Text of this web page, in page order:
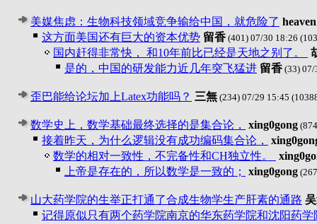
美媒焦虑：生物科技领域竞争输给中国，就危险了 heaven
这方面美国还有巨大的资本优势 留香 (401) 07/30 18:26
国内赶得非常快， 和10年前比已经是天地之别了。
是的，中国的研发能力近几年突飞猛进 留香 (33)
歪巴能给论坛加上Latex功能吗？ 三無 (234) 07/29 15:45
数学史上，数学基础最终选择的是集合论， xing0gong
接着昨天，为什么逻辑没有成功编码集合论，
数学的相对一致性，不完备性和CH独立性。
上帝是存在的，所以数学是一致的；
xing0gong
山大药学院的生举正打通了合成生物学生产肝素的通路
记得原似只有两个药学院南京的华东药学院和沈阳药学